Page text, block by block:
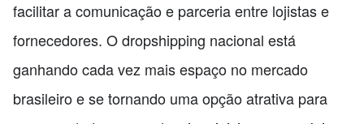
facilitar a comunicação e parceria entre lojistas e
fornecedores. O dropshipping nacional está
ganhando cada vez mais espaço no mercado
brasileiro e se tornando uma opção atrativa para